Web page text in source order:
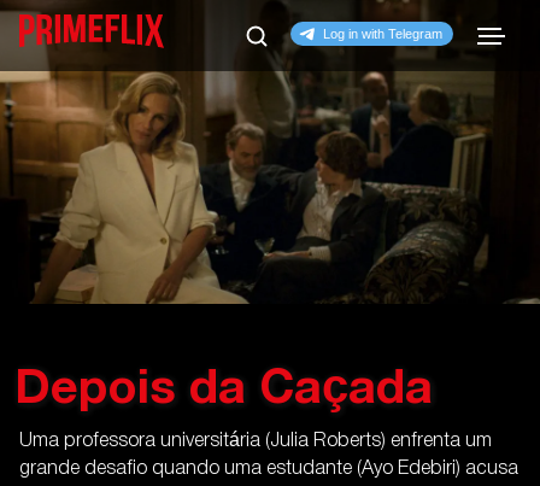
Depois da Caçada
Uma professora universitária (Julia Roberts) enfrenta um
grande desafio quando uma estudante (Ayo Edebiri) acusa